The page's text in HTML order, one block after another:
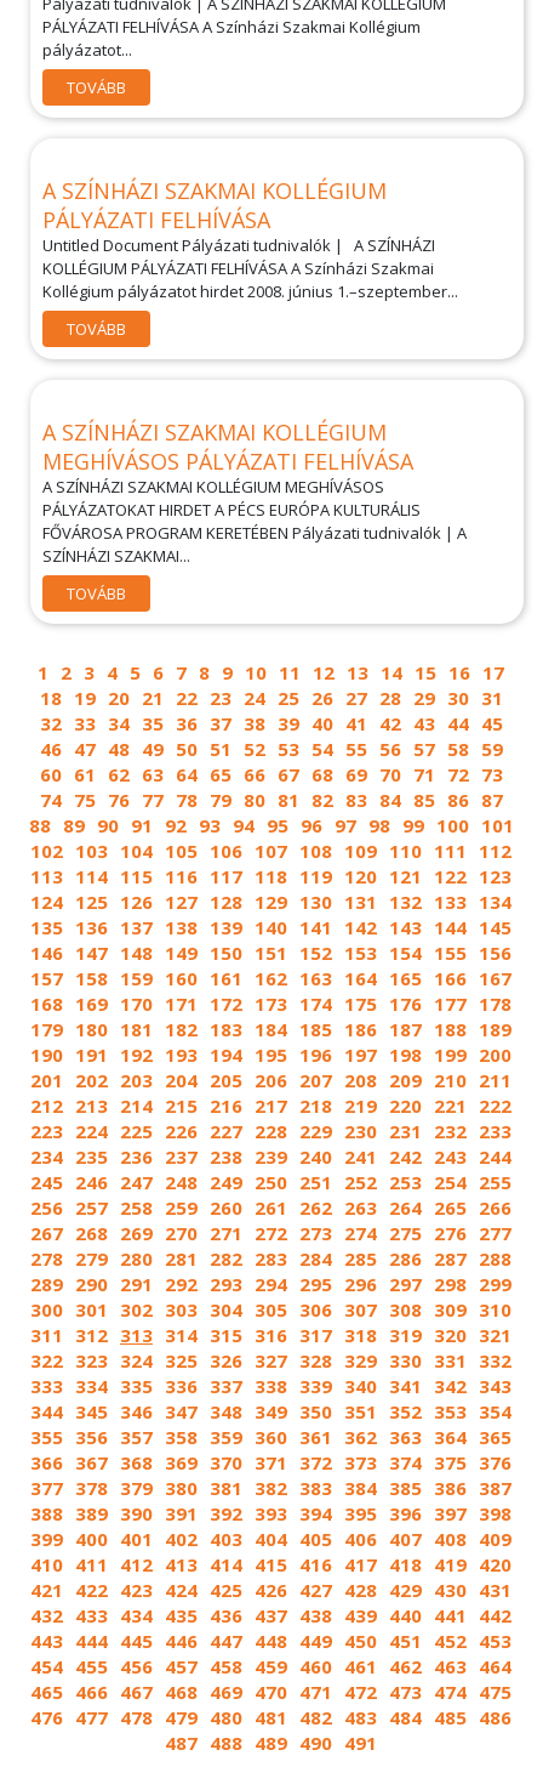
PÁLYÁZATI FELHÍVÁSA A Színházi Szakmai Kollégium
pályázatot...
TOVÁBB
A SZÍNHÁZI SZAKMAI KOLLÉGIUM
PÁLYÁZATI FELHÍVÁSA
Untitled Document Pályázati tudnivalók | A SZÍNHÁZI
KOLLÉGIUM PÁLYÁZATI FELHÍVÁSA A Színházi Szakmai
Kollégium pályázatot hirdet 2008. június 1.–szeptember...
TOVÁBB
A SZÍNHÁZI SZAKMAI KOLLÉGIUM
MEGHÍVÁSOS PÁLYÁZATI FELHÍVÁSA
A SZÍNHÁZI SZAKMAI KOLLÉGIUM MEGHÍVÁSOS
PÁLYÁZATOKAT HIRDET A PÉCS EURÓPA KULTURÁLIS
FŐVÁROSA PROGRAM KERETÉBEN Pályázati tudnivalók | A
SZÍNHÁZI SZAKMAI...
TOVÁBB
1 2 3 4 5 6 7 8 9 10 11 12 13 14 15 16 17
18 19 20 21 22 23 24 25 26 27 28 29 30 31
32 33 34 35 36 37 38 39 40 41 42 43 44 45
46 47 48 49 50 51 52 53 54 55 56 57 58 59
60 61 62 63 64 65 66 67 68 69 70 71 72 73
74 75 76 77 78 79 80 81 82 83 84 85 86 87
88 89 90 91 92 93 94 95 96 97 98 99 100 101
102 103 104 105 106 107 108 109 110 111
112
113 114 115 116 117 118 119 120 121 122 123
124 125 126 127 128 129 130 131 132 133 134
135 136 137 138 139 140 141 142 143 144 145
146 147 148 149 150 151 152 153 154 155 156
157 158 159 160 161 162 163 164 165 166 167
168 169 170 171 172 173 174 175 176 177 178
179 180 181 182 183 184 185 186 187 188 189
190 191 192 193 194 195 196 197 198 199 200
201
202 203 204 205 206 207 208 209 210 211
212 213 214 215 216 217 218 219 220 221
222
223 224 225 226 227 228 229 230 231 232 233
234 235 236 237 238 239 240 241 242 243 244
245 246 247 248 249 250 251 252 253 254 255
256 257 258 259 260 261 262 263 264 265 266
267 268 269 270 271 272 273 274 275 276 277
278 279 280 281 282 283 284 285 286 287 288
289 290 291 292 293 294 295 296 297 298 299
300 301 302 303 304 305 306 307 308 309 310
311
312 313 314 315 316 317 318 319 320 321
322 323 324 325 326 327 328 329 330 331
332
333 334 335 336 337 338 339 340 341 342 343
344 345 346 347 348 349 350 351 352 353 354
355 356 357 358 359 360 361 362 363 364 365
366 367 368 369 370 371 372 373 374 375 376
377 378 379 380 381 382 383 384 385 386 387
388 389 390 391 392 393 394 395 396 397 398
399 400 401 402 403 404 405 406 407 408 409
410 411 412 413 414 415 416 417 418 419 420
421
422 423 424 425 426 427 428 429 430 431
432 433 434 435 436 437 438 439 440 441
442
443 444 445 446 447 448 449 450 451 452 453
454 455 456 457 458 459 460 461 462 463 464
465 466 467 468 469 470 471 472 473 474 475
476 477 478 479 480 481 482 483 484 485 486
487 488 489 490 491